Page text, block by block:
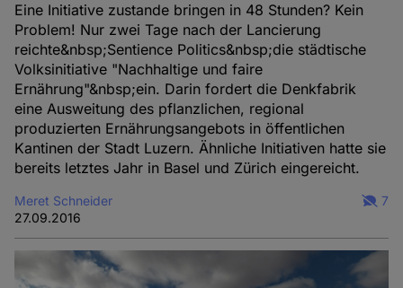
Eine Initiative zustande bringen in 48 Stunden? Kein
Problem! Nur zwei Tage nach der Lancierung
reichte&nbsp;Sentience Politics&nbsp;die städtische
Volksinitiative "Nachhaltige und faire
Ernährung"&nbsp;ein. Darin fordert die Denkfabrik
eine Ausweitung des pflanzlichen, regional
produzierten Ernährungsangebots in öffentlichen
Kantinen der Stadt Luzern. Ähnliche Initiativen hatte sie
bereits letztes Jahr in Basel und Zürich eingereicht.
Meret Schneider
27.09.2016
7